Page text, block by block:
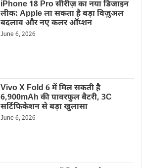
iPhone 18 Pro सीरीज़ का नया डिजाइन
लीक: Apple ला सकता है बड़ा विज़ुअल
बदलाव और नए कलर ऑप्शन
June 6, 2026
Vivo X Fold 6 में मिल सकती है
6,900mAh की पावरफुल बैटरी, 3C
सर्टिफिकेशन से बड़ा खुलासा
June 6, 2026